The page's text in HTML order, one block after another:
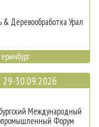
Деревообработка Урал
29-30.09.2026
Международный
Форум